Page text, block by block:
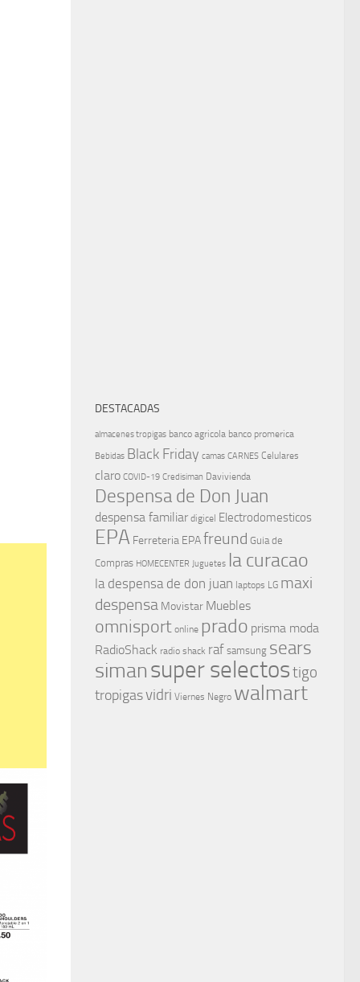
DESTACADAS
almacenes tropigas banco agricola banco promerica
Bebidas Black Friday camas CARNES Celulares
claro COVID-19 Credisiman Davivienda
Despensa de Don Juan
despensa familiar digicel Electrodomesticos
EPA Ferreteria EPAfreund Guia de
Compras HOMECENTER Juguetes la curacao
la despensa de don juan laptops LG maxi
despensa Movistar Muebles
omnisport online prado prisma moda
RadioShack radio shack raf samsung sears
simansuper selectostigo
tropigasvidri Viernes Negro walmart